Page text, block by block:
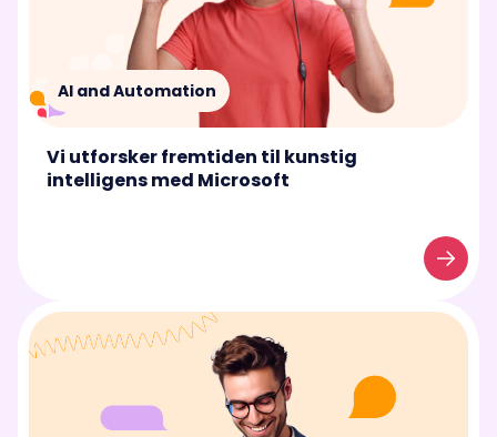
AI and Automation
Vi utforsker fremtiden til kunstig
intelligens med Microsoft